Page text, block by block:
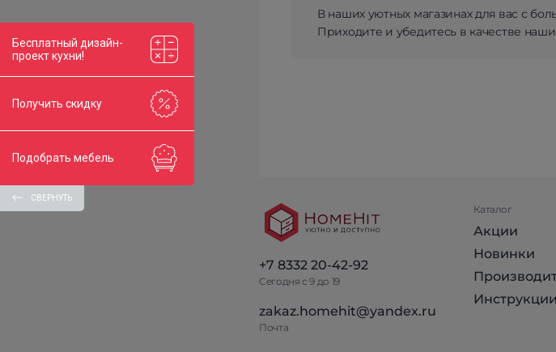
В наших уютных магазинах для вас с
Приходите и убедитесь в качестве
+7 8332 20-42-92
Сегодня с 9 до 19
zakaz.homehit@yandex.ru
Почта
Каталог
Акции
Новинки
Инструкции
Бесплатный дизайн-
проект кухни!
Получить скидку
Подобрать мебель
СВЕРНУТЬ